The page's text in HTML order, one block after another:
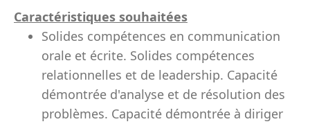
Caractéristiques souhaitées
Solides compétences en communication
orale et écrite. Solides compétences
relationnelles et de leadership. Capacité
démontrée d'analyse et de résolution des
problèmes. Capacité démontrée à diriger